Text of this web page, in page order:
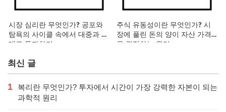
시장 심리란 무엇인가? 공포와
탐욕의 사이클 속에서 대중과 반
대로 투자하기
주식 유동성이란 무엇인가? 시
장에 풀린 돈의 양이 자산 가격
을 결정하는 원리
최신 글
1
복리란 무엇인가? 투자에서 시간이 가장 강력한 자본이 되는
과학적 원리